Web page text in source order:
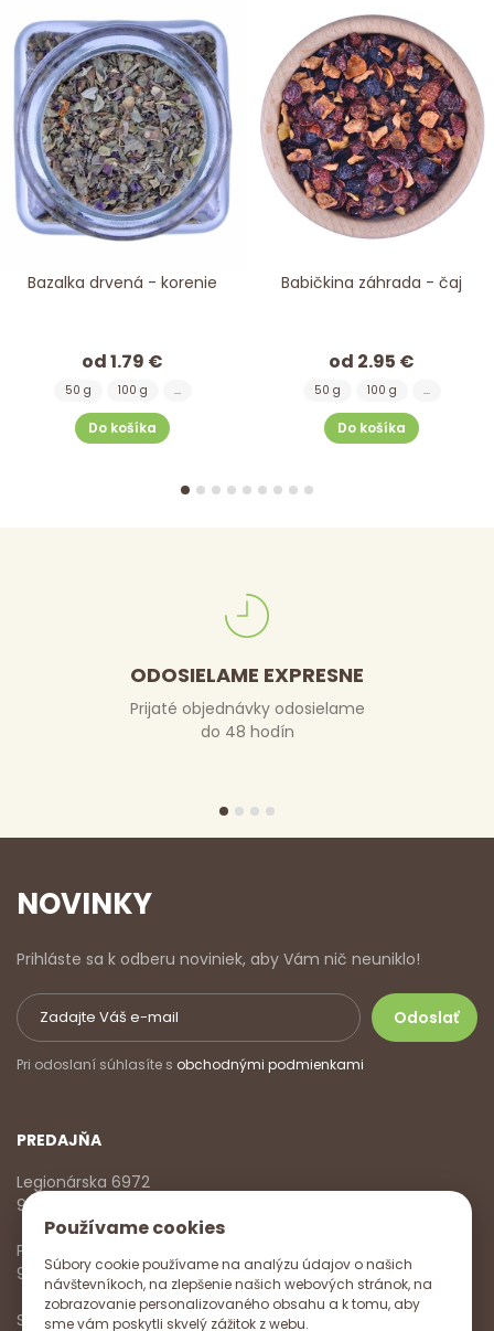
Používame cookies
Súbory cookie používame na analýzu údajov o našich
návštevníkoch, na zlepšenie našich webových stránok, na
zobrazovanie personalizovaného obsahu a k tomu, aby
sme vám poskytli skvelý zážitok z webu.
Bazalka drvená - korenie
od 1.79 €
50 g 100 g ...
Do košíka
Babičkina záhrada - čaj
od 2.95 €
50 g 100 g ...
Do košíka
ODOSIELAME EXPRESNE
Prijaté objednávky odosielame
do 48 hodín
NOVINKY
Prihláste sa k odberu noviniek, aby Vám nič neuniklo!
Pri odoslaní súhlasíte s obchodnými podmienkami
PREDAJŇA
Legionárska 6972
911 01 Trenčín
Pondelok - Piatok
9:00 - 17:00
Sobota